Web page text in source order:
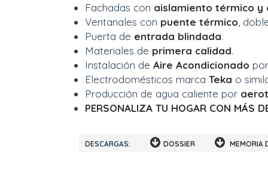
Fachadas con aislamiento térmico y
Ventanales con puente térmico ,
Puerta de entrada blindada.
Materiales de primera calidad.
Instalación de Aire Acondicionado
Electrodomésticos marca Teka o
Producción de agua caliente por aerot
PERSONALIZA TU HOGAR CON MÁS D
DESCARGAS: DOSSIER MEMORIA